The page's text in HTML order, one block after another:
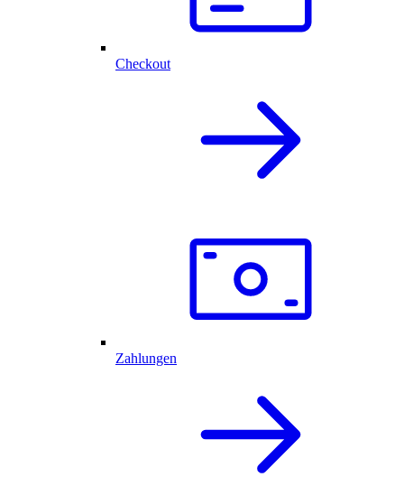
Checkout
Zahlungen